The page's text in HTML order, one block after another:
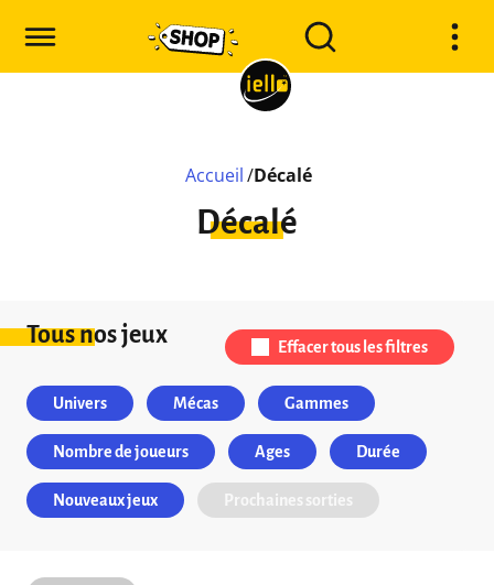
Accueil /Décalé
Décalé
Tous nos jeux Effacer tous les filtres
Univers Mécas Gammes
Nombre de joueurs Ages Durée
Nouveaux jeux Prochaines sorties